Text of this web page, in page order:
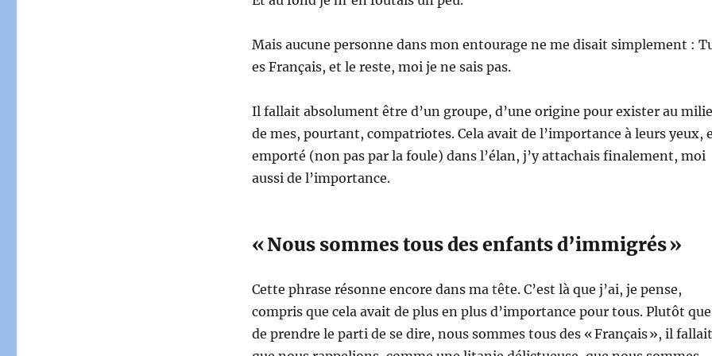
Mais aucune personne dans mon entourage ne me disait simplement :
es Français, et le reste, moi je ne sais pas.
Il fallait absolument être d’un groupe, d’une origine pour exister au
de mes, pourtant, compatriotes. Cela avait de l’importance à leurs yeux,
emporté (non pas par la foule) dans l’élan, j’y attachais finalement, moi
aussi de l’importance.
« Nous sommes tous des enfants d’immigrés »
Cette phrase résonne encore dans ma tête. C’est là que j’ai, je pense,
compris que cela avait de plus en plus d’importance pour tous. Plutôt que
de prendre le parti de se dire, nous sommes tous des « Français », il fallait